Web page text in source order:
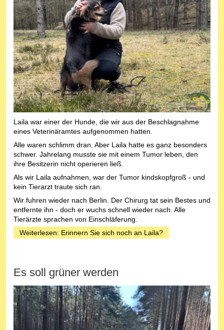
Laila war einer der Hunde, die wir aus der Beschlagnahme
eines Veterinäramtes aufgenommen hatten.
Alle waren schlimm dran. Aber Laila hatte es ganz besonders
schwer. Jahrelang musste sie mit einem Tumor leben, den
ihre Besitzerin nicht operieren ließ.
Als wir Laila aufnahmen, war der Tumor kindskopfgroß - und
kein Tierarzt traute sich ran.
Wir fuhren wieder nach Berlin. Der Chirurg tat sein Bestes und
entfernte ihn - doch er wuchs schnell wieder nach. Alle
Tierärzte sprachen von Einschläferung.
Weiterlesen: Erinnern Sie sich noch an Laila?
Es soll grüner werden